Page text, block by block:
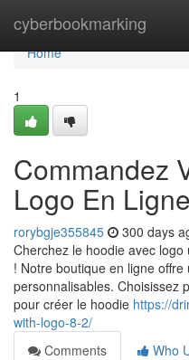
cyberbookmarking
Home
Home
1
Commandez
Logo En Ligne
rorybgje355845 300 days
Cherchez le hoodie avec
! Notre boutique en ligne
personnalisables. Choisissez
pour créer le hoodie https://
with-logo-8-2/
Comments
Who